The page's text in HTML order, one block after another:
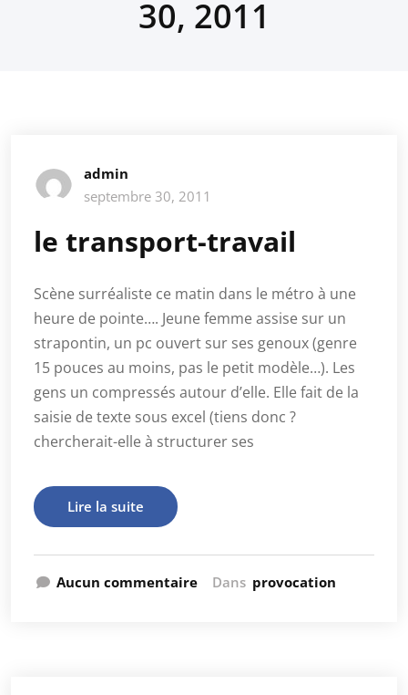
30, 2011
admin
septembre 30, 2011
le transport-travail
Scène surréaliste ce matin dans le métro à une
heure de pointe…. Jeune femme assise sur un
strapontin, un pc ouvert sur ses genoux (genre
15 pouces au moins, pas le petit modèle…). Les
gens un compressés autour d’elle. Elle fait de la
saisie de texte sous excel (tiens donc ?
chercherait-elle à structurer ses
Lire la suite
Aucun commentaire Dans provocation